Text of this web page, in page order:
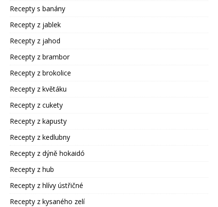
Recepty s banány
Recepty z jablek
Recepty z jahod
Recepty z brambor
Recepty z brokolice
Recepty z květáku
Recepty z cukety
Recepty z kapusty
Recepty z kedlubny
Recepty z dýně hokaidó
Recepty z hub
Recepty z hlívy ústřičné
Recepty z kysaného zelí